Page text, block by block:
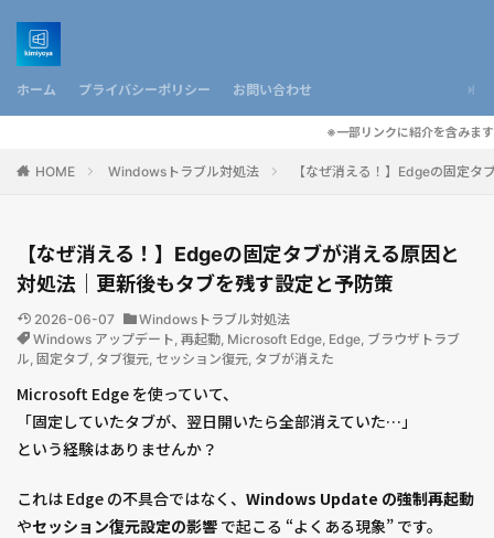
ホーム プライバシーポリシー お問い合わせ
※一部リンクに紹介を含みます
HOME Windowsトラブル対処法 【なぜ消える！】Edgeの固定
【なぜ消える！】Edgeの固定タブが消える原因と
対処法｜更新後もタブを残す設定と予防策
2026-06-07
Windowsトラブル対処法
Windows アップデート, 再起動, Microsoft Edge, Edge, ブラウザトラブ
ル, 固定タブ, タブ復元, セッション復元, タブが消えた
Microsoft Edge を使っていて、
「固定していたタブが、翌日開いたら全部消えていた…」
という経験はありませんか？
これは Edge の不具合ではなく、 Windows Update の強制再起動
やセッション復元設定の影響 で起こる “よくある現象” です。